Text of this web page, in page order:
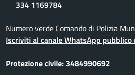
334 1169784
Numero verde Comando di Polizia
Iscriviti al canale WhatsApp pubblico
Protezione civile: 3484990692